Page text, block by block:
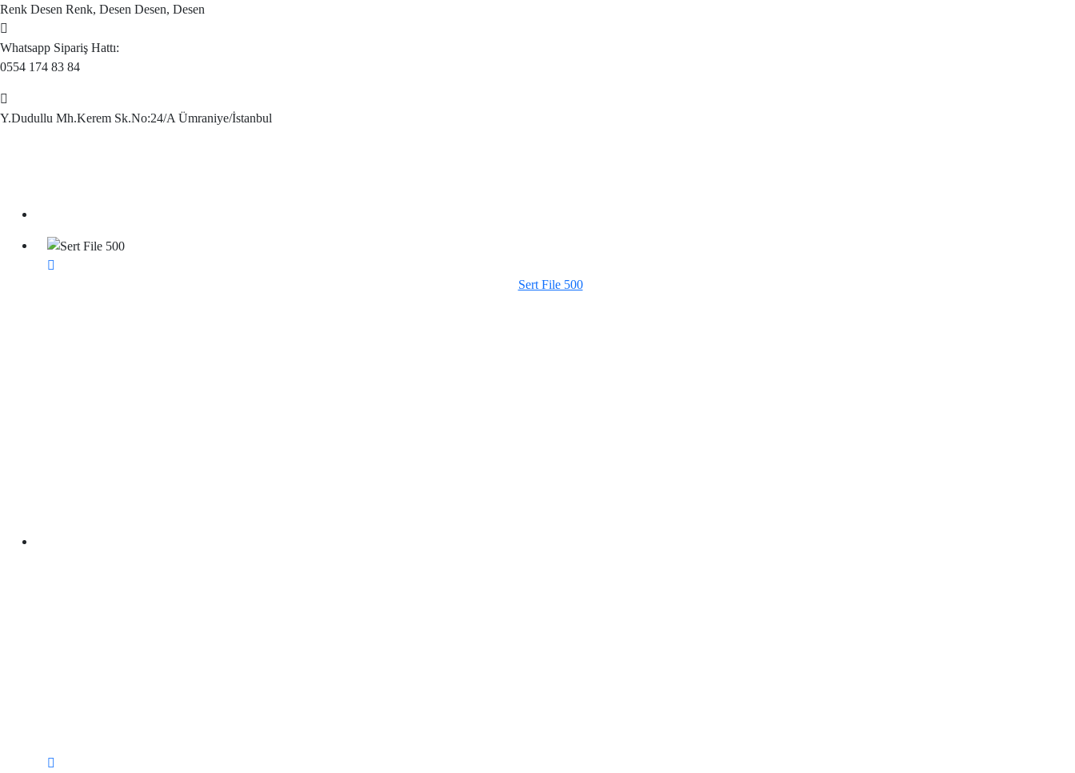
Renk Desen Renk, Desen Desen, Desen
Whatsapp Sipariş Hattı:
0554 174 83 84
Y.Dudullu Mh.Kerem Sk.No:24/A Ümraniye/İstanbul
Sert File 500